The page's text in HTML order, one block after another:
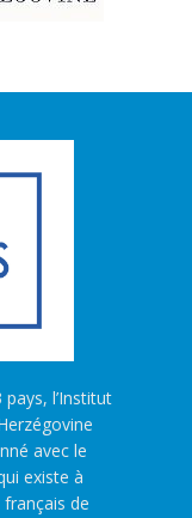
l’Institut
avec le
existe à
français de